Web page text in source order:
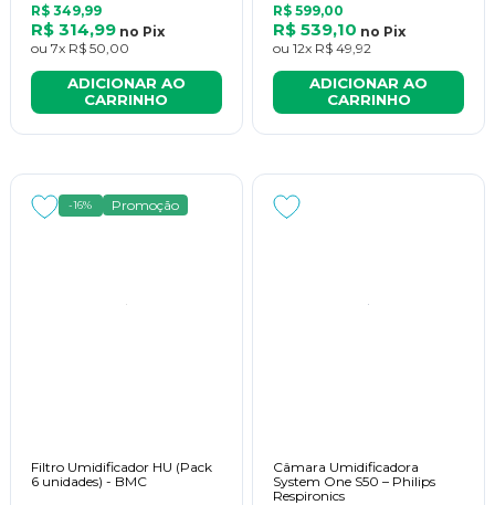
R$ 349,99
R$ 314,99 no Pix
ou 7x R$ 50,00
ADICIONAR AO
CARRINHO
R$ 599,00
R$ 539,10 no Pix
ou 12x R$ 49,92
ADICIONAR AO
CARRINHO
-16% Promoção
Filtro Umidificador HU (Pack
6 unidades) - BMC
Câmara Umidificadora
System One S50 – Philips
Respironics